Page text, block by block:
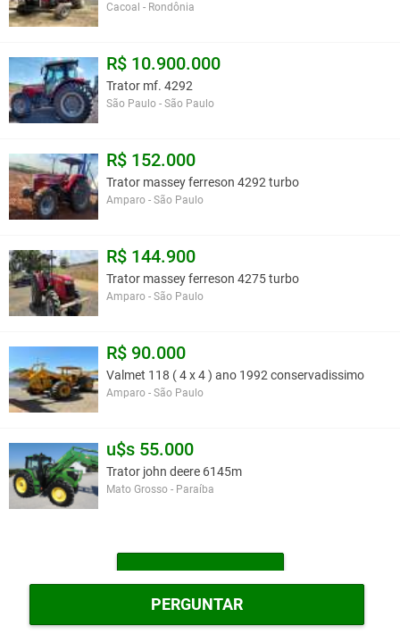
PERGUNTAR
Cacoal - Rondônia
R$ 10.900.000
Trator mf. 4292
São Paulo - São Paulo
R$ 152.000
Trator massey ferreson 4292 turbo
Amparo - São Paulo
R$ 144.900
Trator massey ferreson 4275 turbo
Amparo - São Paulo
R$ 90.000
Valmet 118 ( 4 x 4 ) ano 1992 conservadissimo
Amparo - São Paulo
u$s 55.000
Trator john deere 6145m
Mato Grosso - Paraíba